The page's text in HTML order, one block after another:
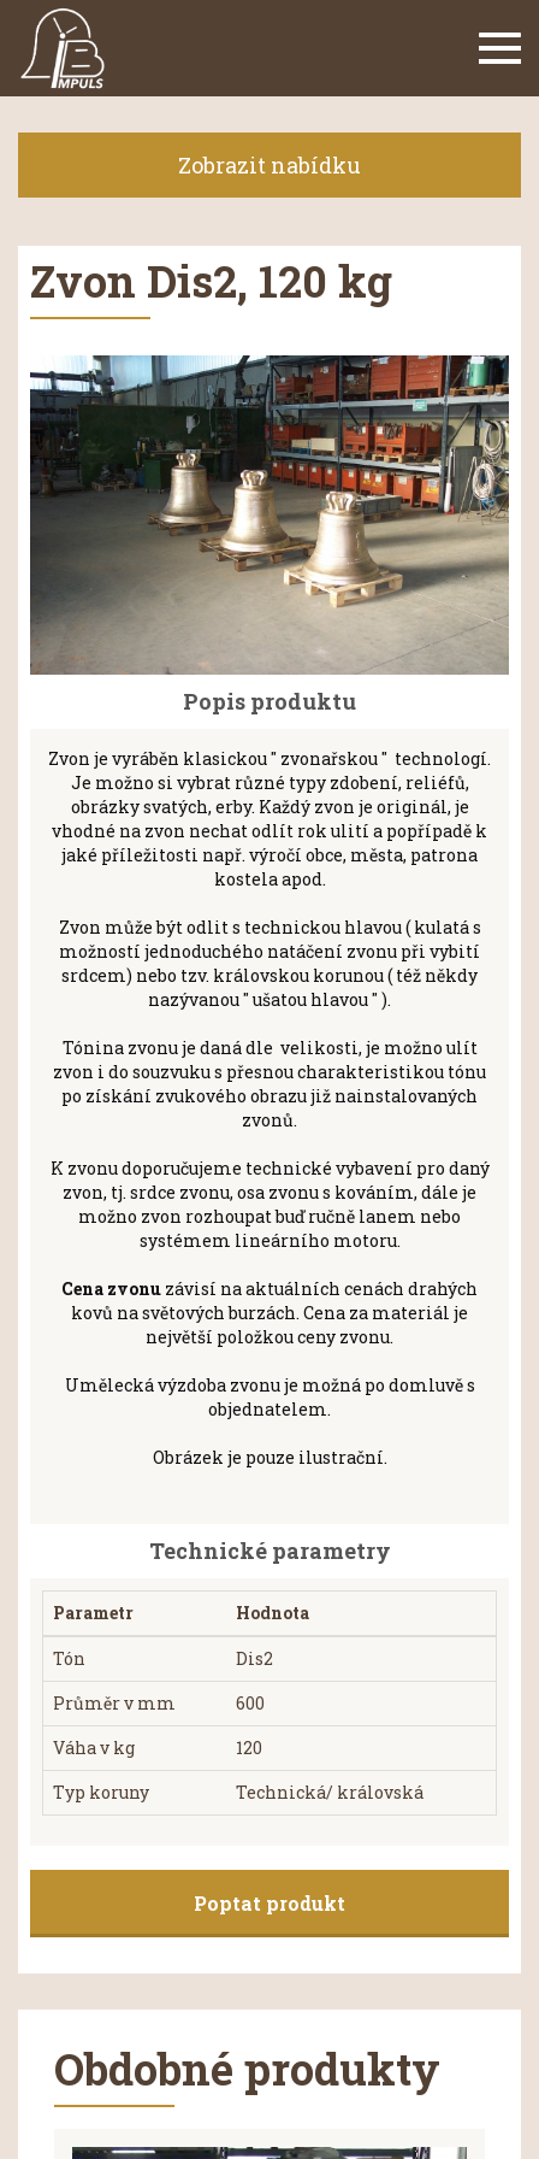
Zobrazit nabídku
Zvon Dis2, 120 kg
Popis produktu
Zvon je vyráběn klasickou " zvonařskou " technologí.
Je možno si vybrat různé typy zdobení, reliéfů,
obrázky svatých, erby. Každý zvon je originál, je
vhodné na zvon nechat odlít rok ulití a popřípadě k
jaké příležitosti např. výročí obce, města, patrona
kostela apod.
Zvon může být odlit s technickou hlavou ( kulatá s
možností jednoduchého natáčení zvonu při vybití
srdcem) nebo tzv. královskou korunou ( též někdy
nazývanou " ušatou hlavou " ).
Tónina zvonu je daná dle velikosti, je možno ulít
zvon i do souzvuku s přesnou charakteristikou tónu
po získání zvukového obrazu již nainstalovaných
zvonů.
K zvonu doporučujeme technické vybavení pro daný
zvon, tj. srdce zvonu, osa zvonu s kováním, dále je
možno zvon rozhoupat buď ručně lanem nebo
systémem lineárního motoru.
Cena zvonu závisí na aktuálních cenách drahých
kovů na světových burzách. Cena za materiál je
největší položkou ceny zvonu.
Umělecká výzdoba zvonu je možná po domluvě s
objednatelem.
Obrázek je pouze ilustrační.
Technické parametry
Parametr
Hodnota
Tón
Dis2
Průměr v mm
600
Váha v kg
120
Typ koruny
Technická/ královská
Poptat produkt
Obdobné produkty